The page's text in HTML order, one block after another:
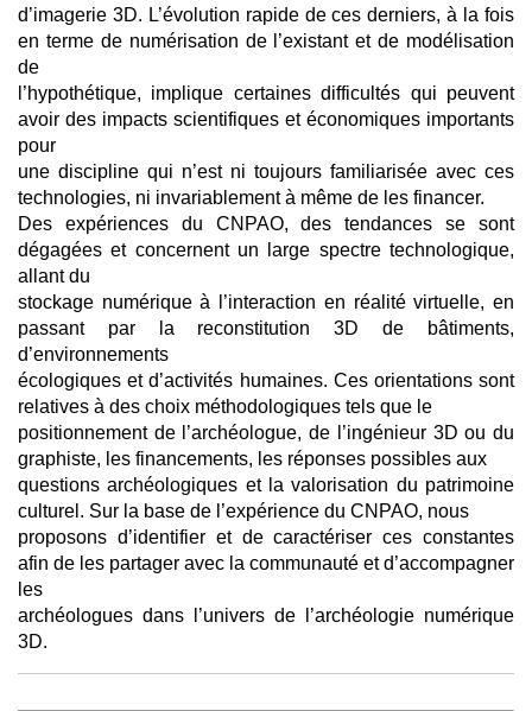
d’imagerie 3D. L’évolution rapide de ces derniers, à la fois
en terme de numérisation de l’existant et de modélisation
de
l’hypothétique, implique certaines difficultés qui peuvent
avoir des impacts scientifiques et économiques importants
pour
une discipline qui n’est ni toujours familiarisée avec ces
technologies, ni invariablement à même de les financer.
Des expériences du CNPAO, des tendances se sont
dégagées et concernent un large spectre technologique,
allant du
stockage numérique à l’interaction en réalité virtuelle, en
passant par la reconstitution 3D de bâtiments,
d’environnements
écologiques et d’activités humaines. Ces orientations sont
relatives à des choix méthodologiques tels que le
positionnement de l’archéologue, de l’ingénieur 3D ou du
graphiste, les financements, les réponses possibles aux
questions archéologiques et la valorisation du patrimoine
culturel. Sur la base de l’expérience du CNPAO, nous
proposons d’identifier et de caractériser ces constantes
afin de les partager avec la communauté et d’accompagner
les
archéologues dans l’univers de l’archéologie numérique
3D.